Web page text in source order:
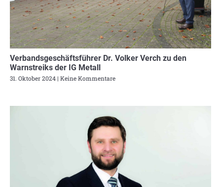
Verbandsgeschäftsführer Dr. Volker Verch zu den
Warnstreiks der IG Metall
31. Oktober 2024 Keine Kommentare